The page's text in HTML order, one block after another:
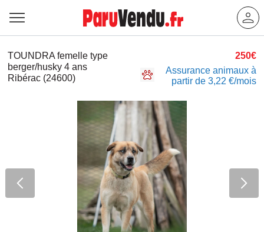
TOUNDRA femelle type
berger/husky 4 ans
Ribérac (24600)
250€
Assurance animaux à
partir de 3,22 €/mois